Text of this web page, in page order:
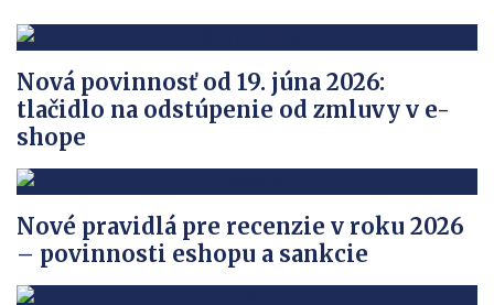
Nová povinnosť od 19. júna 2026:
tlačidlo na odstúpenie od zmluvy v e-
shope
Nové pravidlá pre recenzie v roku 2026
– povinnosti eshopu a sankcie